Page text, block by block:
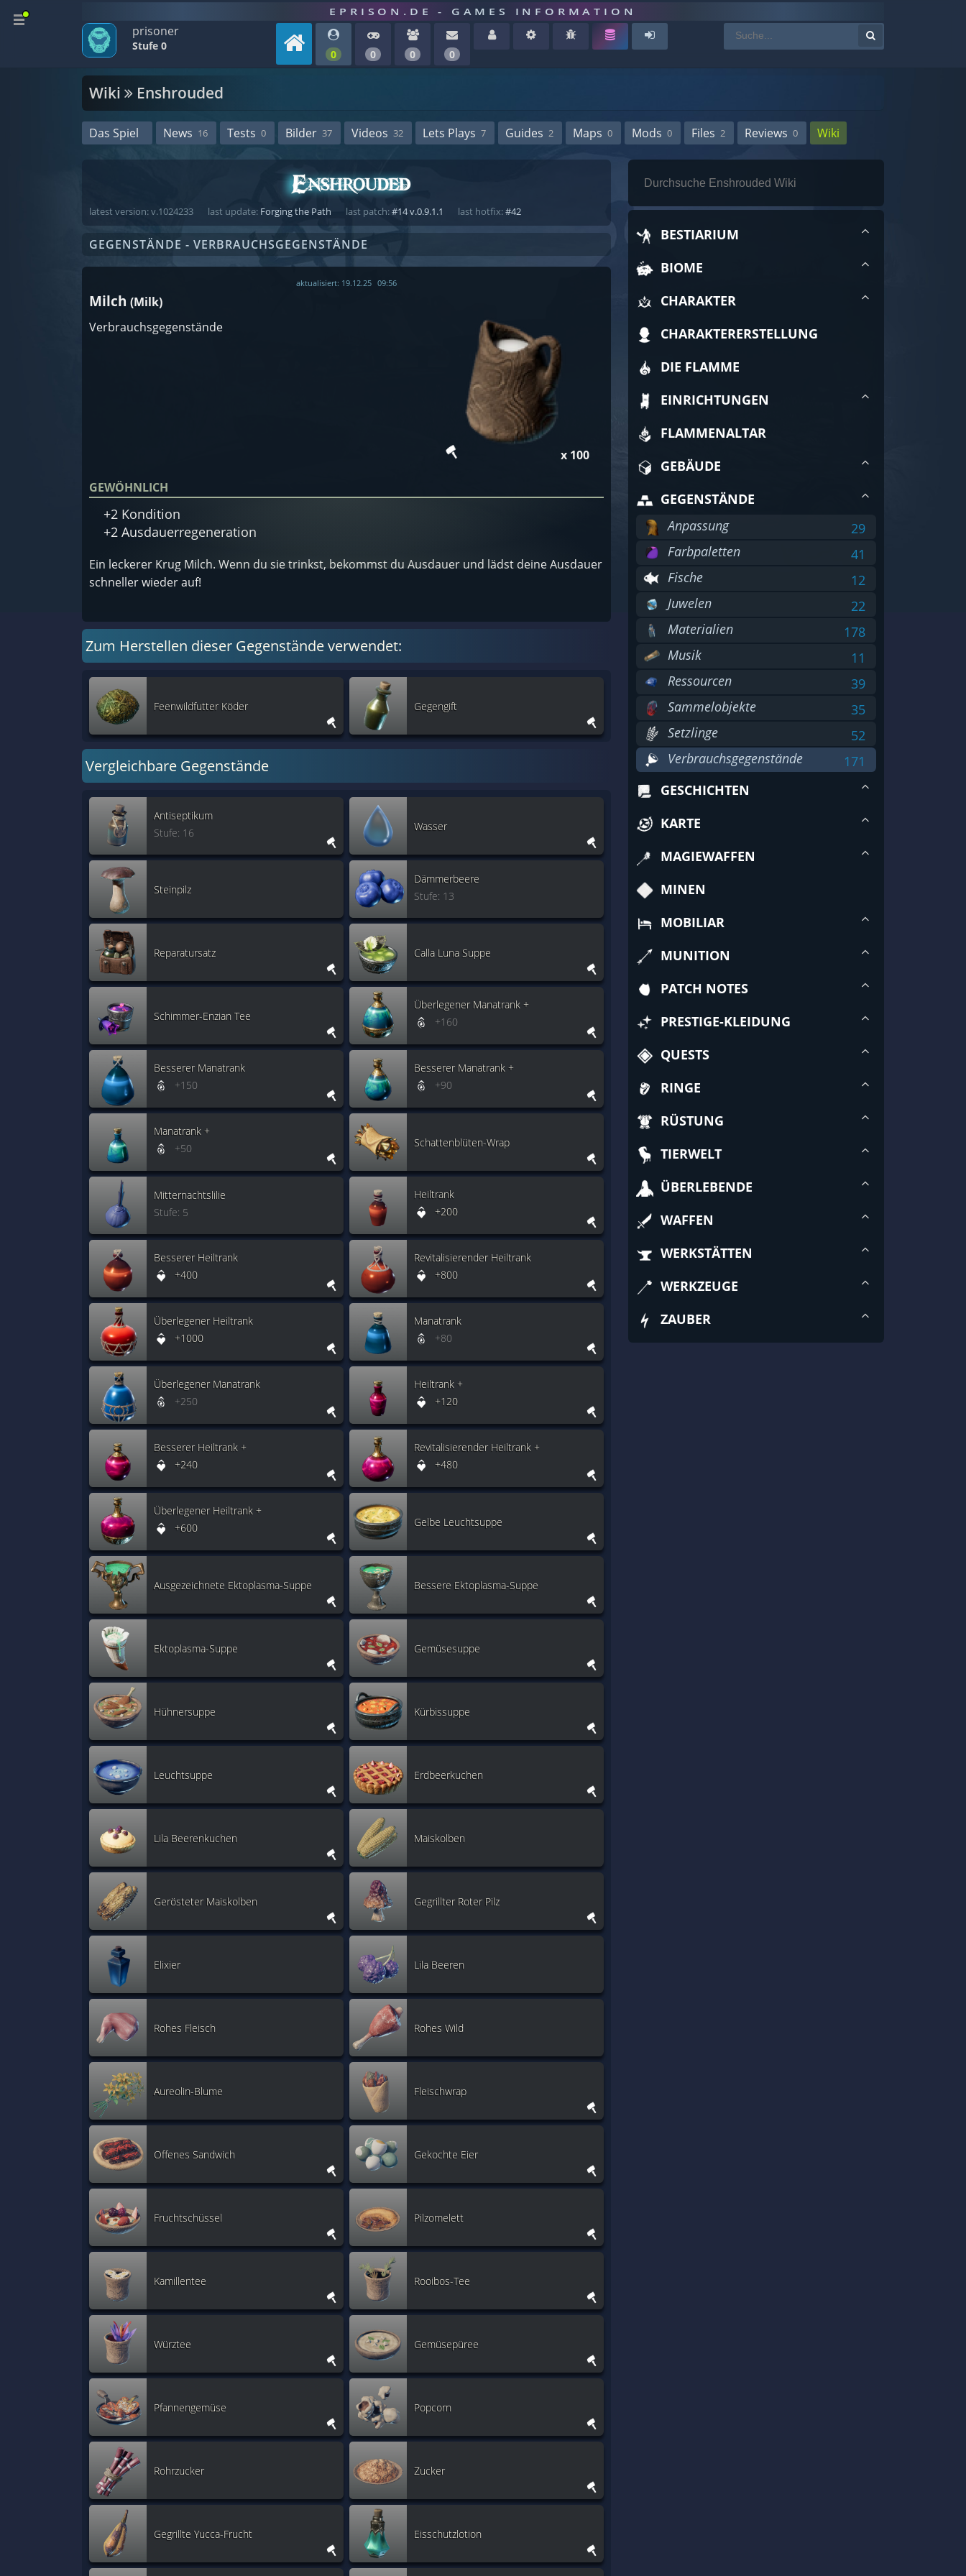
EPRISON.DE - GAMES INFORMATION
prisoner
Stufe 0
0 0 0 0
Wiki Enshrouded
Das Spiel News 16 Tests 0 Bilder 37 Videos 32 Lets Plays 7 Guides 2 Maps 0 Mods 0 Files 2 Reviews 0 Wiki
latest version: v.1024233 last update: Forging the Path last patch:#14 v.0.9.1.1 last hotfix:#42
GEGENSTÄNDE - VERBRAUCHSGEGENSTÄNDE
aktualisiert: 19.12.25 09:56
Milch (Milk)
Verbrauchsgegenstände
x 100
GEWÖHNLICH
+2 Kondition
+2 Ausdauerregeneration
Ein leckerer Krug Milch. Wenn du sie trinkst, bekommst du Ausdauer und lädst deine Ausdauer
schneller wieder auf!
Zum Herstellen dieser Gegenstände verwendet:
Feenwildfutter Köder Gegengift
Vergleichbare Gegenstände
Antiseptikum
Stufe: 16
Wasser
Steinpilz
Dämmerbeere
Stufe: 13
Reparatursatz Calla Luna Suppe
Schimmer-Enzian Tee
Überlegener Manatrank +
+160
Besserer Manatrank
+150
Besserer Manatrank +
+90
Manatrank +
+50
Schattenblüten-Wrap
Mitternachtslilie
Stufe: 5
Heiltrank
+200
Besserer Heiltrank
+400
Revitalisierender Heiltrank
+800
Überlegener Heiltrank
+1000
Manatrank
+80
Überlegener Manatrank
+250
Heiltrank +
+120
Besserer Heiltrank +
+240
Revitalisierender Heiltrank +
+480
Überlegener Heiltrank +
+600
Gelbe Leuchtsuppe
Ausgezeichnete Ektoplasma-Suppe Bessere Ektoplasma-Suppe
Ektoplasma-Suppe Gemüsesuppe
Hühnersuppe Kürbissuppe
Leuchtsuppe Erdbeerkuchen
Lila Beerenkuchen Maiskolben
Gerösteter Maiskolben Gegrillter Roter Pilz
Elixier Lila Beeren
Rohes Fleisch Rohes Wild
Aureolin-Blume Fleischwrap
Offenes Sandwich Gekochte Eier
Fruchtschüssel Pilzomelett
Kamillentee Rooibos-Tee
Würztee Gemüsepüree
Pfannengemüse Popcorn
Rohrzucker Zucker
Gegrillte Yucca-Frucht Eisschutzlotion
BESTIARIUM
BIOME
CHARAKTER
CHARAKTERERSTELLUNG
DIE FLAMME
EINRICHTUNGEN
FLAMMENALTAR
GEBÄUDE
GEGENSTÄNDE
Anpassung
29
Farbpaletten
41
Fische
12
Juwelen
22
Materialien
178
Musik
11
Ressourcen
39
Sammelobjekte
35
Setzlinge
52
Verbrauchsgegenstände
171
GESCHICHTEN
KARTE
MAGIEWAFFEN
MINEN
MOBILIAR
MUNITION
PATCH NOTES
PRESTIGE-KLEIDUNG
QUESTS
RINGE
RÜSTUNG
TIERWELT
ÜBERLEBENDE
WAFFEN
WERKSTÄTTEN
WERKZEUGE
ZAUBER